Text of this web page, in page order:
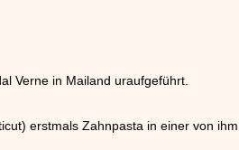
Verne in Mailand uraufgeführt.
erstmals Zahnpasta in einer von